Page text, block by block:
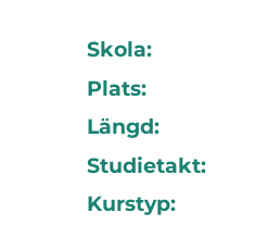
Skola:
Plats:
Längd:
Studietakt:
Kurstyp: